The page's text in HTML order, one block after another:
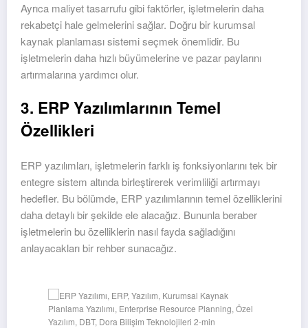
Ayrıca maliyet tasarrufu gibi faktörler, işletmelerin daha
rekabetçi hale gelmelerini sağlar. Doğru bir kurumsal
kaynak planlaması sistemi seçmek önemlidir. Bu
işletmelerin daha hızlı büyümelerine ve pazar paylarını
artırmalarına yardımcı olur.
3. ERP Yazılımlarının Temel
Özellikleri
ERP yazılımları, işletmelerin farklı iş fonksiyonlarını tek bir
entegre sistem altında birleştirerek verimliliği artırmayı
hedefler. Bu bölümde, ERP yazılımlarının temel özelliklerini
daha detaylı bir şekilde ele alacağız. Bununla beraber
işletmelerin bu özelliklerin nasıl fayda sağladığını
anlayacakları bir rehber sunacağız.